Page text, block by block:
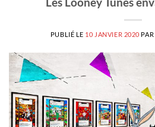
PUBLIÉ LE 10 JANVIER 2020 PAR